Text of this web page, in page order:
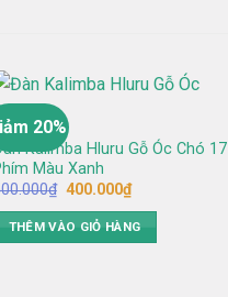
20%
Kalimba Hluru Gỗ Óc Chó 17
Màu Xanh
₫ Giá
là:
500.000₫.
400.000₫Giá
tại
là:
THÊM VÀO GIỎ HÀNG